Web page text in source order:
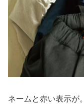
ネームと赤い表示が。